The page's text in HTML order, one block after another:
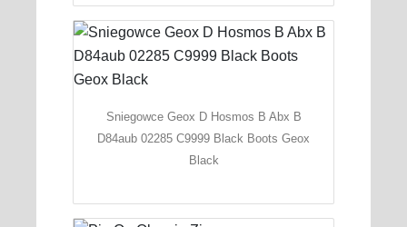
Sniegowce Geox D Hosmos B Abx B
D84aub 02285 C9999 Black Boots Geox
Black